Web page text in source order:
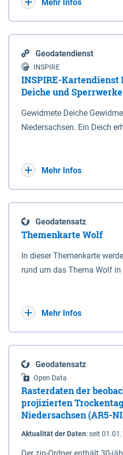
Mehr Infos
Geodatendienst
INSPIRE
INSPIRE-Kartendienst
Deiche und Sperrwerke
Gewidmete Deiche
Niedersachsen. Ein Deich
Deichbehörde durch
enthalten. Sperrwerke Sperrwerke sind Bauwerke
mit Sperrvorrichtungen in
Schutz eines Gebietes vor
vor Sturmfluten, zu dienen
Eigenschaft eines
die Deichbehörde durch
Mehr Infos
Geodatensatz
Themenkarte Wolf
In dieser Themenkarte
rund um das Thema Wolf in
sowie Status der
laufenden Monitoringjahr.
Mehr Infos
Geodatensatz
Open Data
Rasterdaten der
projizierten
Niedersachsen (AR5-
Aktualität der Daten:seit